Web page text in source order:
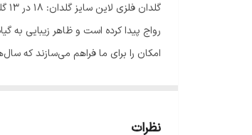
رواج پیدا کرده است و ظاهر زیبایی به
امکان را برای ما فراهم می‌سازند که
نظرات